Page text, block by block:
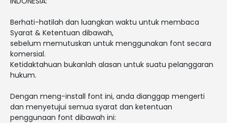
Berhati-hatilah dan luangkan waktu untuk membaca
Syarat & Ketentuan dibawah,
sebelum memutuskan untuk menggunakan font secara
komersial.
Ketidaktahuan bukanlah alasan untuk suatu pelanggaran
hukum.
Dengan meng-install font ini, anda dianggap mengerti
dan menyetujui semua syarat dan ketentuan
penggunaan font dibawah ini: